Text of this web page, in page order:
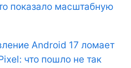
показало масштабную
Android 17 ломает
что пошло не так